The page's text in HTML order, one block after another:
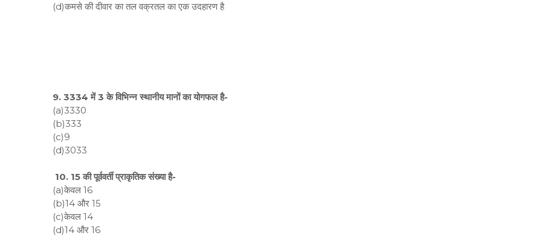
(d)कमसे की दीवार का तल वक्रतल का एक उदहारण है
9. 3334 में 3 के विभिन्न स्थानीय मानों का योगफल है-
(a)3330
(b)333
(c)9
(d)3033
10. 15 की पूर्ववर्ती प्राकृतिक संख्या है-
(a)केवल 16
(b)14 और 15
(c)केवल 14
(d)14 और 16